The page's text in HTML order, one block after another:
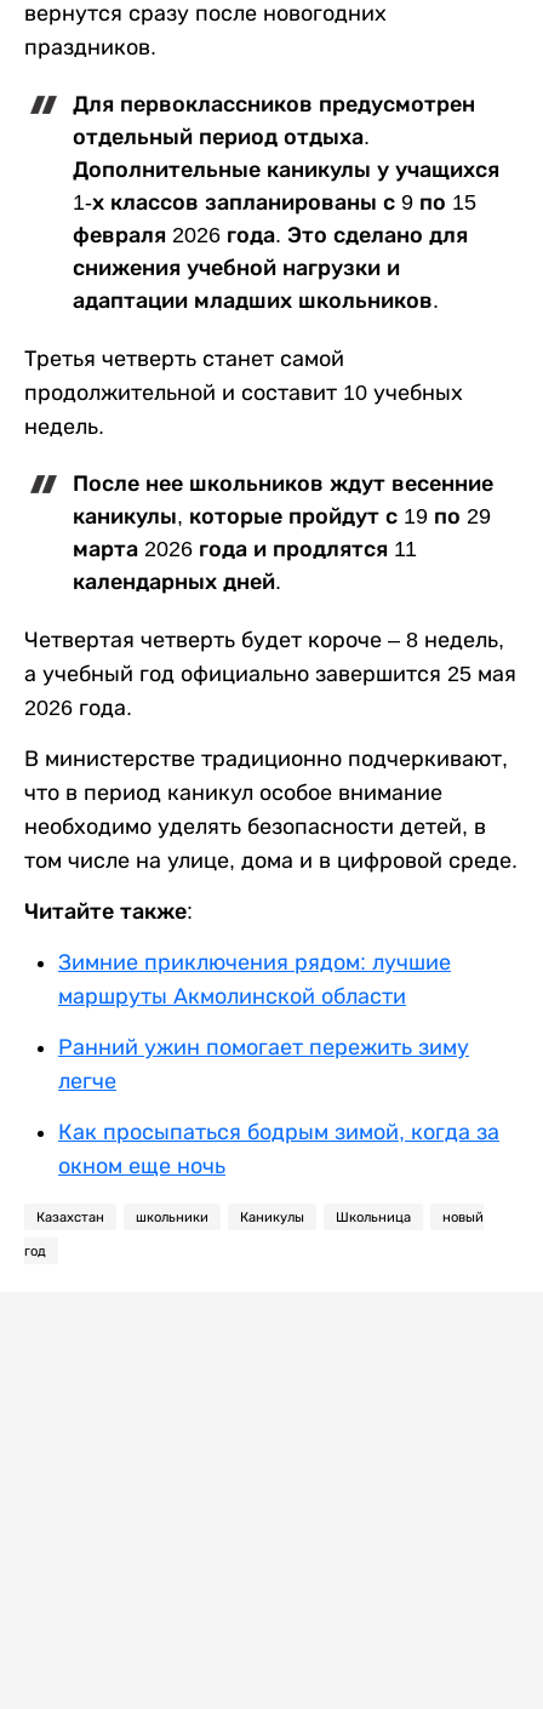
вернутся сразу после новогодних
праздников.
Для первоклассников предусмотрен
отдельный период отдыха.
Дополнительные каникулы у учащихся
1-х классов запланированы с 9 по 15
февраля 2026 года. Это сделано для
снижения учебной нагрузки и
адаптации младших школьников.
Третья четверть станет самой
продолжительной и составит 10 учебных
недель.
После нее школьников ждут весенние
каникулы, которые пройдут с 19 по 29
марта 2026 года и продлятся 11
календарных дней.
Четвертая четверть будет короче – 8 недель,
а учебный год официально завершится 25 мая
2026 года.
В министерстве традиционно подчеркивают,
что в период каникул особое внимание
необходимо уделять безопасности детей, в
том числе на улице, дома и в цифровой среде.
Читайте также:
Зимние приключения рядом: лучшие
маршруты Акмолинской области
Ранний ужин помогает пережить зиму
легче
Как просыпаться бодрым зимой, когда за
окном еще ночь
Казахстан школьники Каникулы Школьница новый
год